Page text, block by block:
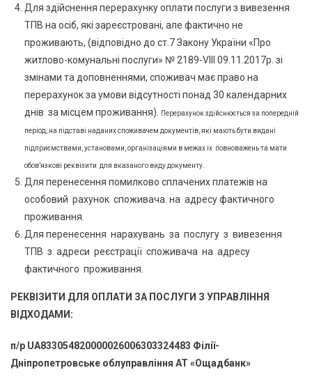
Для здійснення перерахунку оплати послуги з вивезення
ТПВ на осіб, які зареєстровані, але фактично не
проживають, (відповідно до ст.7 Закону України «Про
житлово-комунальні послуги» № 2189-VIII 09.11.2017р. зі
змінами та доповненнями, споживач має право на
перерахунок за умови відсутності понад 30 календарних
днів за місцем проживання).
Перерахунок здійснюється за попередній
період, на підставі наданих споживачем документів, які мають бути видані
підприємствами, установами, організаціями в межах їх повноважень та мати
обов’язкові реквізити для вказаного виду документу.
Для перенесення помилково сплачених платежів на
особовий рахунок споживача на адресу фактичного
проживання.
Для перенесення нарахувань за послугу з вивезення
ТПВ з адреси реєстрації споживача на адресу
фактичного проживання.
РЕКВІЗИТИ ДЛЯ ОПЛАТИ ЗА ПОСЛУГИ З УПРАВЛІННЯ
ВІДХОДАМИ:
п/р UA833054820000026006303324483 Філії-
Дніпропетровське облуправління АТ «Ощадбанк»